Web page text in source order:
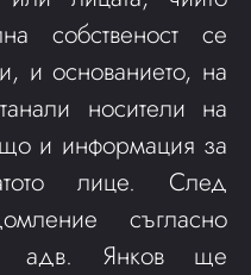
собственост се
и основанието, на
носители на
и информация за
лице. След
съгласно
адв. Янков ще